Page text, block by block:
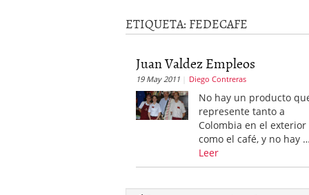
Consejos para el
Más allá de la gestión
ETIQUETA: FEDECAFE
Juan Valdez Empleos
19 May 2011 Diego Contreras
No hay un producto
represente tanto a
Colombia en el exterior
como el café, y no hay …
Leer